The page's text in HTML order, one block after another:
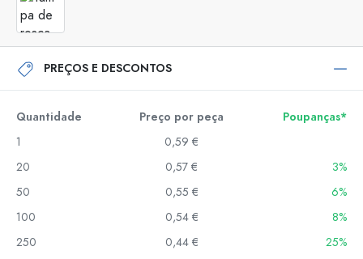
PREÇOS E DESCONTOS
Quantidade Preço por peça
Poupanças*
1
0,59 €
20
0,57 €
3%
50
0,55 €
6%
100
0,54 €
8%
250
0,44 €
25%